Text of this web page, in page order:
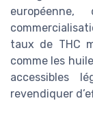
taux de THC
comme les
accessibles
revendiquer